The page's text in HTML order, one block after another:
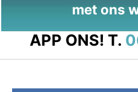
met ons
APP ONS! T.